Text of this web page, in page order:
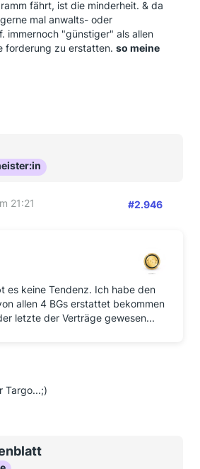
fährt, ist die minderheit. & da
mal anwalts- oder
immernoch "günstiger" als allen
forderung zu erstatten. so meine
21:21 #2.946
es keine Tendenz. Ich habe den
allen 4 BGs erstattet bekommen
letzte der Verträge gewesen...
Targo...;)